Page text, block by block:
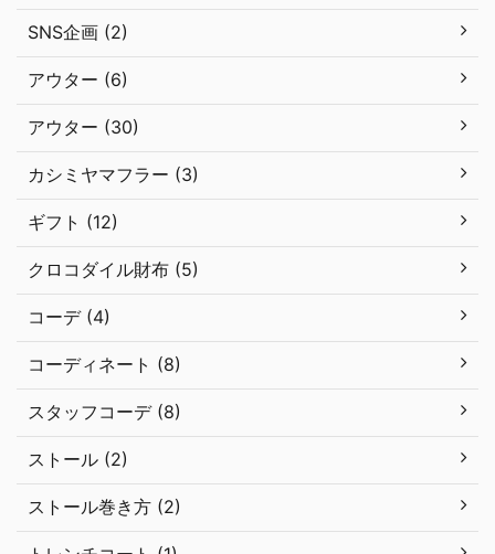
SNS企画 (2)
アウター (6)
アウター (30)
カシミヤマフラー (3)
ギフト (12)
クロコダイル財布 (5)
コーデ (4)
コーディネート (8)
スタッフコーデ (8)
ストール (2)
ストール巻き方 (2)